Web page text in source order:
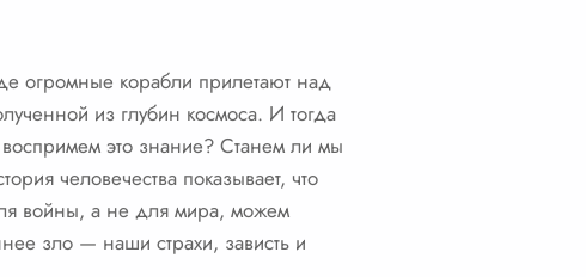
огромные корабли прилетают над
из глубин космоса. И тогда
это знание? Станем ли мы
человечества показывает, что
войны, а не для мира, можем
зло — наши страхи, зависть и